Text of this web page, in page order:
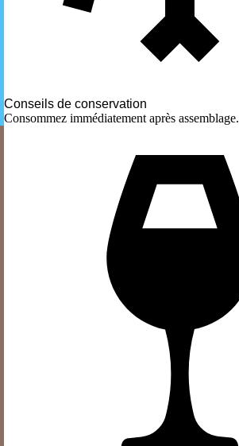
Conseils de conservation
Consommez immédiatement après assemblage.